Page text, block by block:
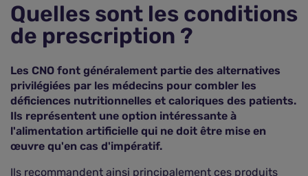
Quelles sont les conditions
de prescription ?
Les CNO font généralement partie des alternatives
privilégiées par les médecins pour combler les
déficiences nutritionnelles et caloriques des patients.
Ils représentent une option intéressante à
l'alimentation artificielle qui ne doit être mise en
œuvre qu'en cas d'impératif.
Ils recommandent ainsi principalement ces produits